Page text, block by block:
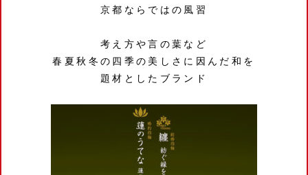
京都ならではの風習
考え方や言の葉など
春夏秋冬の四季の美しさに因んだ和を
題材としたブランド